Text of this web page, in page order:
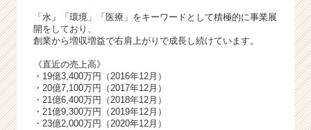
キ
ャ
リ
（C
h
e
e
「水」「環境」「医療」をキーワードとして積極的に事業展
開をしており、
創業から増収増益で右肩上がりで成長し続けています。
《直近の売上高》
・19億3,400万円（2016年12月）
・20億7,100万円（2017年12月）
・21億6,400万円（2018年12月）
・21億9,300万円（2019年12月）
・23億2,000万円（2020年12月）